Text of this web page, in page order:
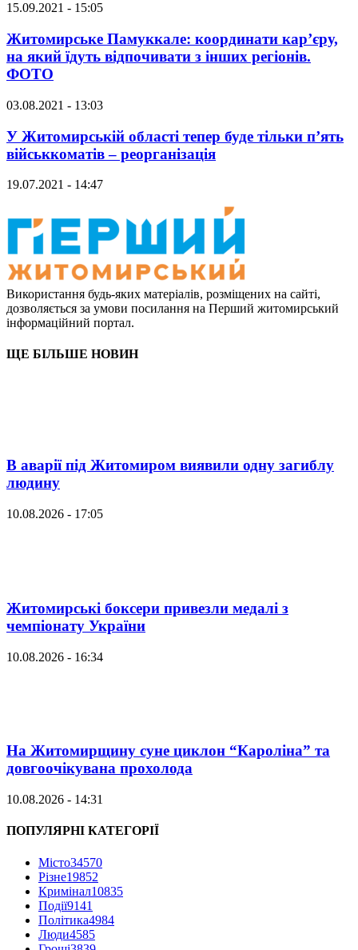
15.09.2021 - 15:05
Житомирське Памуккале: координати кар’єру,
на який їдуть відпочивати з інших регіонів.
ФОТО
03.08.2021 - 13:03
У Житомирській області тепер буде тільки п’ять
військкоматів – реорганізація
19.07.2021 - 14:47
Використання будь-яких матеріалів, розміщених на сайті,
дозволяється за умови посилання на Перший житомирський
інформаційний портал.
ЩЕ БІЛЬШЕ НОВИН
В аварії під Житомиром виявили одну загиблу
людину
10.08.2026 - 17:05
Житомирські боксери привезли медалі з
чемпіонату України
10.08.2026 - 16:34
На Житомирщину суне циклон “Кароліна” та
довгоочікувана прохолода
10.08.2026 - 14:31
ПОПУЛЯРНІ КАТЕГОРІЇ
Місто34570
Різне19852
Кримінал10835
Події9141
Політика4984
Люди4585